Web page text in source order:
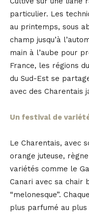
particulier. Les
au printemps, sous
champ jusqu’à
main à l’aube pour
France, les régions
du Sud-Est se
avec des Charentais
Un festival de
Le Charentais, avec
orange juteuse,
variétés comme le
Canari avec sa chair
“melonesque”.
plus parfumé au